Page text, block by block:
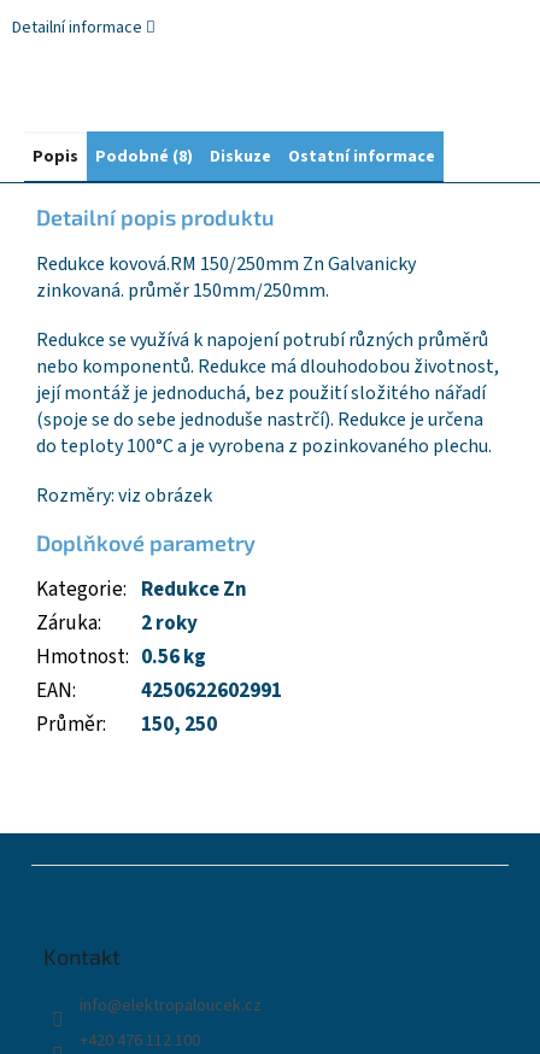
Detailní informace
Popis Podobné (8) Diskuze Ostatní informace
Detailní popis produktu
Redukce kovová.RM 150/250mm Zn Galvanicky
zinkovaná. průměr 150mm/250mm.
Redukce se využívá k napojení potrubí různých průměrů
nebo komponentů. Redukce má dlouhodobou životnost,
její montáž je jednoduchá, bez použití složitého nářadí
(spoje se do sebe jednoduše nastrčí). Redukce je určena
do teploty 100°C a je vyrobena z pozinkovaného plechu.
Rozměry: viz obrázek
Doplňkové parametry
Kategorie: Redukce Zn
Záruka:
2 roky
Hmotnost: 0.56 kg
EAN:
4250622602991
Průměr: 150, 250
Kontakt
info@elektropaloucek.cz
+420 476 112 100